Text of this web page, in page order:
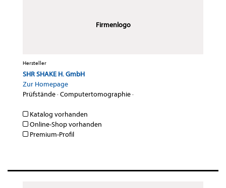
Firmenlogo
Hersteller
SHR SHAKE H. GmbH
Zur Homepage
Prüfstände·Computertomographie·
Katalog vorhanden
Online-Shop vorhanden
Premium-Profil